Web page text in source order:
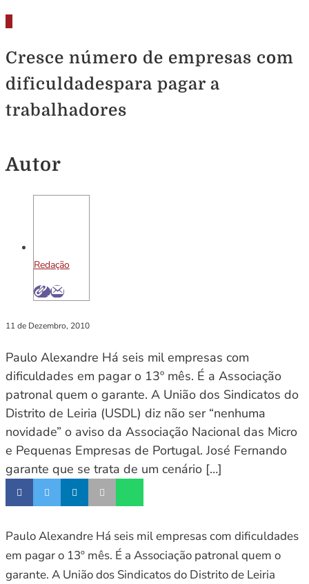
Cresce número de empresas com
dificuldadespara pagar a
trabalhadores
Autor
Redação
11 de Dezembro, 2010
Paulo Alexandre Há seis mil empresas com
dificuldades em pagar o 13º mês. É a Associação
patronal quem o garante. A União dos Sindicatos do
Distrito de Leiria (USDL) diz não ser “nenhuma
novidade” o aviso da Associação Nacional das Micro
e Pequenas Empresas de Portugal. José Fernando
garante que se trata de um cenário […]
Paulo Alexandre Há seis mil empresas com dificuldades
em pagar o 13º mês. É a Associação patronal quem o
garante. A União dos Sindicatos do Distrito de Leiria